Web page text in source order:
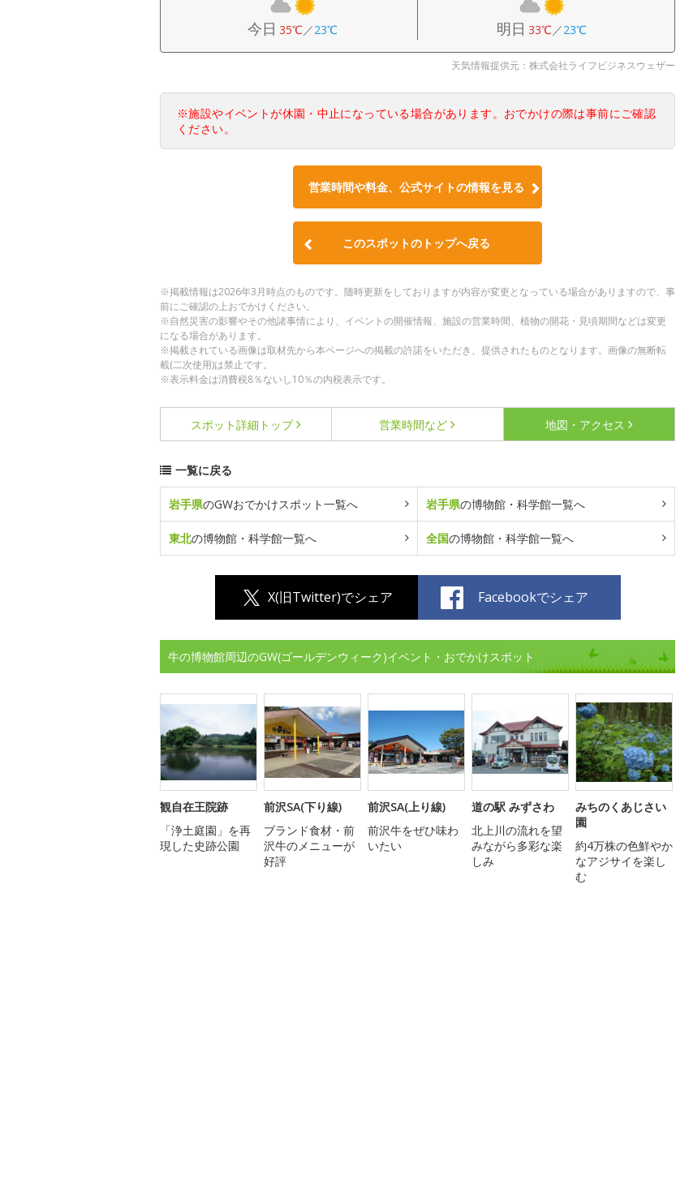
今日 35℃／23℃ 明日 33℃／23℃
天気情報提供元：株式会社ライフビジネスウェザー
※施設やイベントが休園・中止になっている場合があります。おでかけの際は事前にご確認
ください。
営業時間や料金、公式サイトの情報を見る
このスポットのトップへ戻る
※掲載情報は2026年3月時点のものです。随時更新をしておりますが内容が変更となっている場合がありますので、事
前にご確認の上おでかけください。
※自然災害の影響やその他諸事情により、イベントの開催情報、施設の営業時間、植物の開花・見頃期間などは変更
になる場合があります。
※掲載されている画像は取材先から本ページへの掲載の許諾をいただき、提供されたものとなります。画像の無断転
載(二次使用)は禁止です。
※表示料金は消費税8％ないし10％の内税表示です。
スポット詳細 トップ 営業時間など 地図・アクセス
一覧に戻る
岩手県のGWおでかけスポット一覧へ 岩手県の博物館・科学館一覧へ
東北の博物館・科学館一覧へ 全国の博物館・科学館一覧へ
X(旧Twitter)でシェア Facebookでシェア
牛の博物館周辺のGW(ゴールデンウィーク)イベント・おでかけスポット
観自在王院跡
「浄土庭園」を再
現した史跡公園
前沢SA(下り線)
ブランド食材・前
沢牛のメニューが
好評
前沢SA(上り線)
前沢牛をぜひ味わ
いたい
道の駅 みずさわ
北上川の流れを望
みながら多彩な楽
しみ
みちのくあじさい
園
約4万株の色鮮やか
なアジサイを楽し
む